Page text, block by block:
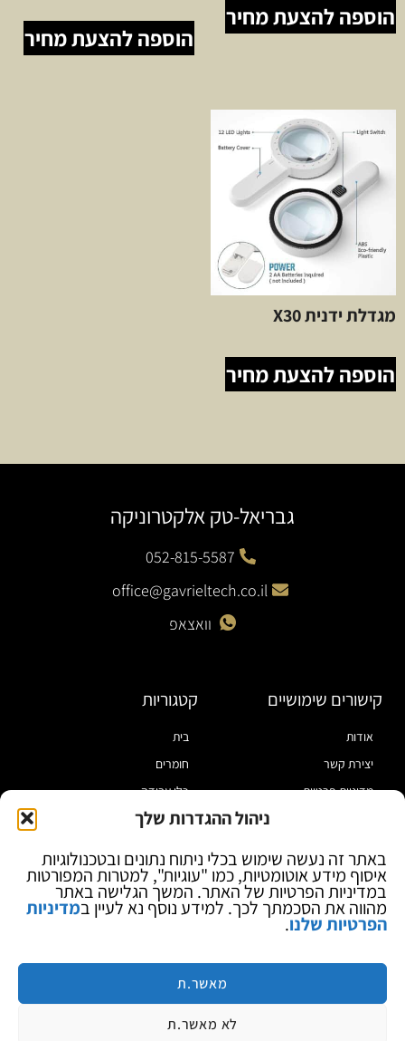
ניהול ההגדרות שלך
באתר זה נעשה שימוש בכלי ניתוח נתונים ובטכנולוגיות
איסוף מידע אוטומטיות, כמו "עוגיות", למטרות המפורטות
במדיניות הפרטיות של האתר. המשך הגלישה באתר
מהווה את הסכמתך לכך. למידע נוסף נא לעיין במדיניות
הפרטיות שלנו.
מאשר.ת
לא מאשר.ת
הוספה להצעת מחיר
הוספה להצעת מחיר
מגדלת ידנית X30
הוספה להצעת מחיר
גבריאל-טק אלקטרוניקה
052-815-5587
office@gavrieltech.co.il
וואצאפ
קישורים שימושיים
אודות
יצירת קשר
מדיניות פרטיות
בלוג
קטגוריות
בית
חומרים
כלי עבודה
מוצרי הלחמה
ספקי כח ומודדים
ציוד אופטי להגדלה
מותגים